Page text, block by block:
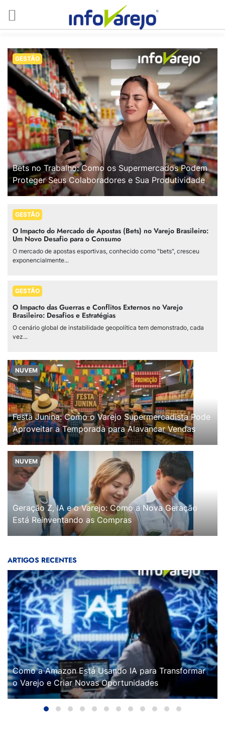
GESTÃO
Bets no Trabalho: Como os Supermercados Podem
Proteger Seus Colaboradores e Sua Produtividade
GESTÃO
O Impacto do Mercado de Apostas (Bets) no Varejo Brasileiro:
Um Novo Desafio para o Consumo
O mercado de apostas esportivas, conhecido como "bets", cresceu
exponencialmente...
GESTÃO
O Impacto das Guerras e Conflitos Externos no Varejo
Brasileiro: Desafios e Estratégias
O cenário global de instabilidade geopolítica tem demonstrado, cada
vez...
NUVEM
Festa Junina: Como o Varejo Supermercadista Pode
Aproveitar a Temporada para Alavancar Vendas
NUVEM
Geração Z, IA e o Varejo: Como a Nova Geração
Está Reinventando as Compras
ARTIGOS RECENTES
Como a Amazon Está Usando IA para Transformar
o Varejo e Criar Novas Oportunidades